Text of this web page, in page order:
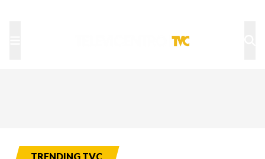
TRENDING TVC